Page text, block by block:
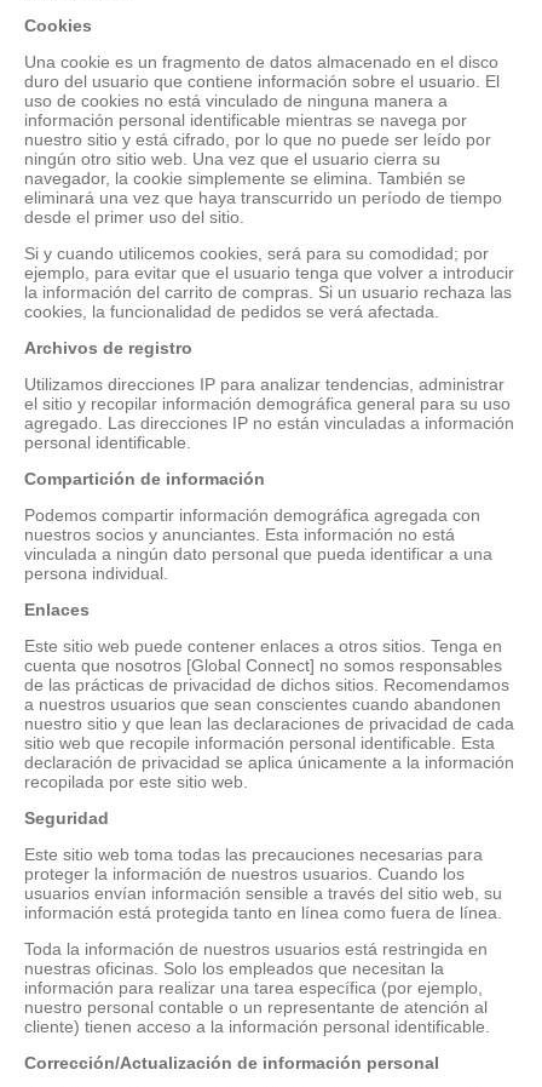
Cookies
Una cookie es un fragmento de datos almacenado en el disco
duro del usuario que contiene información sobre el usuario. El
uso de cookies no está vinculado de ninguna manera a
información personal identificable mientras se navega por
nuestro sitio y está cifrado, por lo que no puede ser leído por
ningún otro sitio web. Una vez que el usuario cierra su
navegador, la cookie simplemente se elimina. También se
eliminará una vez que haya transcurrido un período de tiempo
desde el primer uso del sitio.
Si y cuando utilicemos cookies, será para su comodidad; por
ejemplo, para evitar que el usuario tenga que volver a introducir
la información del carrito de compras. Si un usuario rechaza las
cookies, la funcionalidad de pedidos se verá afectada.
Archivos de registro
Utilizamos direcciones IP para analizar tendencias, administrar
el sitio y recopilar información demográfica general para su uso
agregado. Las direcciones IP no están vinculadas a información
personal identificable.
Compartición de información
Podemos compartir información demográfica agregada con
nuestros socios y anunciantes. Esta información no está
vinculada a ningún dato personal que pueda identificar a una
persona individual.
Enlaces
Este sitio web puede contener enlaces a otros sitios. Tenga en
cuenta que nosotros [Global Connect] no somos responsables
de las prácticas de privacidad de dichos sitios. Recomendamos
a nuestros usuarios que sean conscientes cuando abandonen
nuestro sitio y que lean las declaraciones de privacidad de cada
sitio web que recopile información personal identificable. Esta
declaración de privacidad se aplica únicamente a la información
recopilada por este sitio web.
Seguridad
Este sitio web toma todas las precauciones necesarias para
proteger la información de nuestros usuarios. Cuando los
usuarios envían información sensible a través del sitio web, su
información está protegida tanto en línea como fuera de línea.
Toda la información de nuestros usuarios está restringida en
nuestras oficinas. Solo los empleados que necesitan la
información para realizar una tarea específica (por ejemplo,
nuestro personal contable o un representante de atención al
cliente) tienen acceso a la información personal identificable.
Corrección/Actualización de información personal